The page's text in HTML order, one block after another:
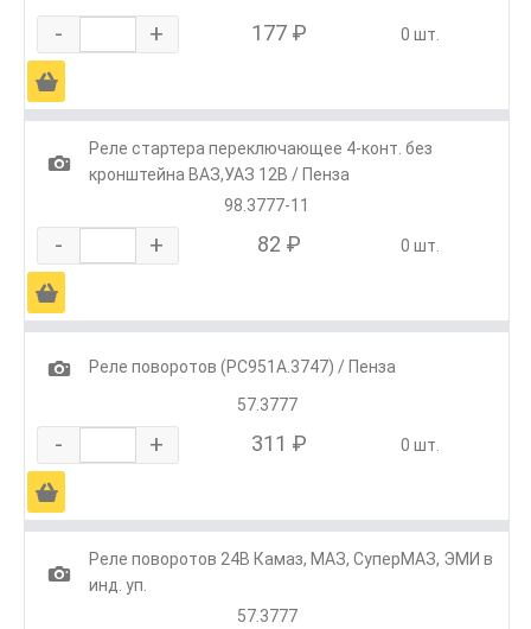
- + 177 ₽ 0 шт.
Ä
1
Реле стартера переключающее 4-конт. без
кронштейна ВАЗ,УАЗ 12В / Пенза
98.3777-11
- + 82 ₽ 0 шт.
Ä
1
Реле поворотов (РС951А.3747) / Пенза
57.3777
- + 311 ₽ 0 шт.
Ä
1
Реле поворотов 24В Камаз, МАЗ, СуперМАЗ, ЭМИ в
инд. уп.
57.3777